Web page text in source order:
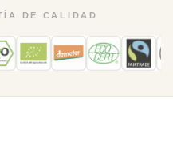
DE CALIDAD